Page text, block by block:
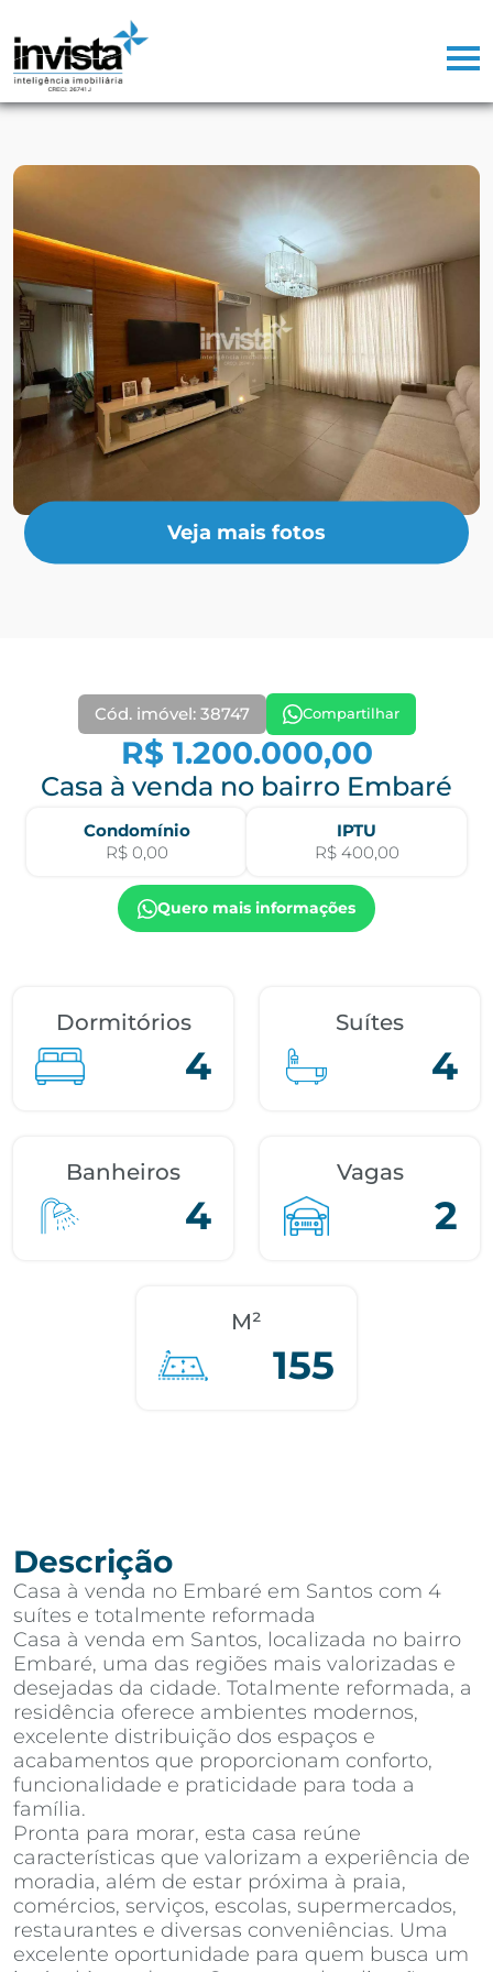
Veja mais fotos
Cód. imóvel: 38747 Compartilhar
R$ 1.200.000,00
Casa à venda no bairro Embaré
Condomínio
R$ 0,00
IPTU
R$ 400,00
Quero mais informações
Dormitórios
4
Suítes
4
Banheiros
4
Vagas
2
M²
155
Descrição
Casa à venda no Embaré em Santos com 4
suítes e totalmente reformada
Casa à venda em Santos, localizada no bairro
Embaré, uma das regiões mais valorizadas e
desejadas da cidade. Totalmente reformada, a
residência oferece ambientes modernos,
excelente distribuição dos espaços e
acabamentos que proporcionam conforto,
funcionalidade e praticidade para toda a
família.
Pronta para morar, esta casa reúne
características que valorizam a experiência de
moradia, além de estar próxima à praia,
comércios, serviços, escolas, supermercados,
restaurantes e diversas conveniências. Uma
excelente oportunidade para quem busca um